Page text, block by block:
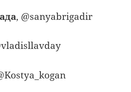
, @sanyabrigadir